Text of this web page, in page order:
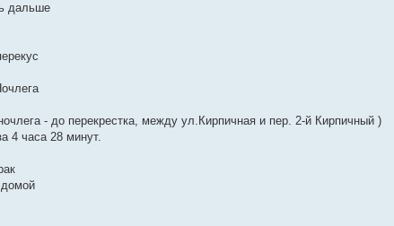
дальше
- до перекрестка, между ул.Кирпичная и пер. 2-й Кирпичный )
4 часа 28 минут.